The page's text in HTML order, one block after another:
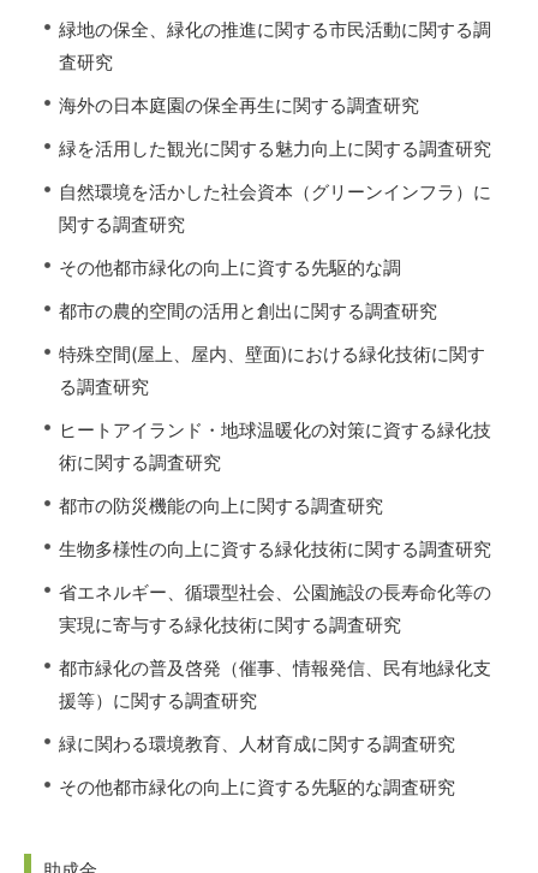
緑地の保全、緑化の推進に関する市民活動に関する調
査研究
海外の日本庭園の保全再生に関する調査研究
緑を活用した観光に関する魅力向上に関する調査研究
自然環境を活かした社会資本（グリーンインフラ）に
関する調査研究
その他都市緑化の向上に資する先駆的な調
都市の農的空間の活用と創出に関する調査研究
特殊空間(屋上、屋内、壁面)における緑化技術に関す
る調査研究
ヒートアイランド・地球温暖化の対策に資する緑化技
術に関する調査研究
都市の防災機能の向上に関する調査研究
生物多様性の向上に資する緑化技術に関する調査研究
省エネルギー、循環型社会、公園施設の長寿命化等の
実現に寄与する緑化技術に関する調査研究
都市緑化の普及啓発（催事、情報発信、民有地緑化支
援等）に関する調査研究
緑に関わる環境教育、人材育成に関する調査研究
その他都市緑化の向上に資する先駆的な調査研究